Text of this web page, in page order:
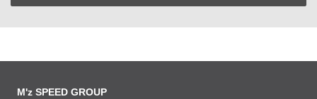
M'z SPEED GROUP